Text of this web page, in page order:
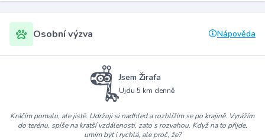
Osobní výzva Nápověda
Jsem Žirafa
Ujdu 5 km denně
Kráčím pomalu, ale jistě. Udržuji si nadhled a rozhlížím se po krajině. Vyrážím
do terénu, spíše na kratší vzdálenosti, zato s rozvahou. Když na to přijde,
umím být i rychlá, ale proč, že?